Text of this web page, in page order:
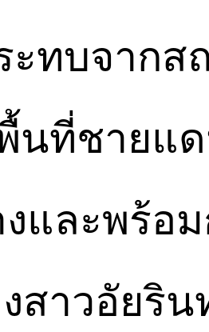
ะทบจาก
นที่ชายแ
งและพร้อ
สาวอัยริน